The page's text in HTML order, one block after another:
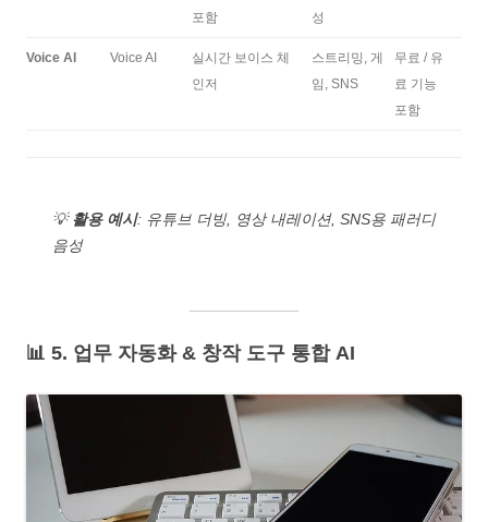
포함
성
Voice AI Voice AI
실시간 보이스 체
인저
스트리밍, 게
임, SNS
무료 / 유
료 기능
포함
💡 활용 예시: 유튜브 더빙, 영상 내레이션, SNS용 패러디
음성
📊 5. 업무 자동화 & 창작 도구 통합 AI